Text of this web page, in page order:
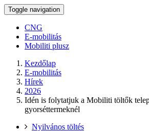
Toggle navigation
CNG
E-mobilitás
Mobiliti plusz
Kezdőlap
E-mobilitás
Hírek
2026
Idén is folytatjuk a Mobiliti töltők
gyorséttermeknél
Nyilvános töltés